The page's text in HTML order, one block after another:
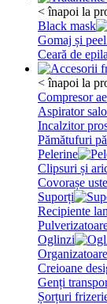
< înapoi la
Black mask
Gomaj și
Ceară de
< înapoi la
Compresor
Aspirator
Incalzitor
Pămătufuri
Pelerine
Clipsuri și
Covorașe
Suporți
Recipiente
Oglinzi
Organizatoare
Creioane
Genți
Șorțuri